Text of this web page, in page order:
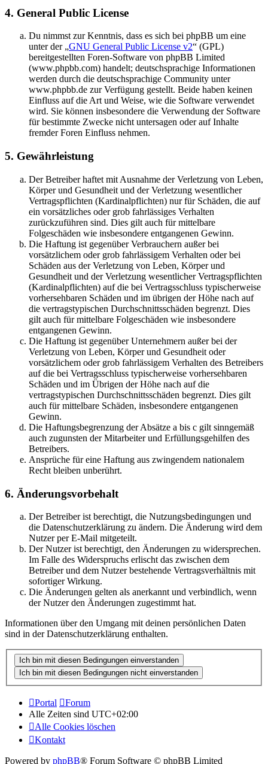
4. General Public License
Du nimmst zur Kenntnis, dass es sich bei phpBB um eine
unter der „GNU General Public License v2“ (GPL)
bereitgestellten Foren-Software von phpBB Limited
(www.phpbb.com) handelt; deutschsprachige Informationen
werden durch die deutschsprachige Community unter
www.phpbb.de zur Verfügung gestellt. Beide haben keinen
Einfluss auf die Art und Weise, wie die Software verwendet
wird. Sie können insbesondere die Verwendung der Software
für bestimmte Zwecke nicht untersagen oder auf Inhalte
fremder Foren Einfluss nehmen.
5. Gewährleistung
Der Betreiber haftet mit Ausnahme der Verletzung von Leben,
Körper und Gesundheit und der Verletzung wesentlicher
Vertragspflichten (Kardinalpflichten) nur für Schäden, die auf
ein vorsätzliches oder grob fahrlässiges Verhalten
zurückzuführen sind. Dies gilt auch für mittelbare
Folgeschäden wie insbesondere entgangenen Gewinn.
Die Haftung ist gegenüber Verbrauchern außer bei
vorsätzlichem oder grob fahrlässigem Verhalten oder bei
Schäden aus der Verletzung von Leben, Körper und
Gesundheit und der Verletzung wesentlicher Vertragspflichten
(Kardinalpflichten) auf die bei Vertragsschluss typischerweise
vorhersehbaren Schäden und im übrigen der Höhe nach auf
die vertragstypischen Durchschnittsschäden begrenzt. Dies
gilt auch für mittelbare Folgeschäden wie insbesondere
entgangenen Gewinn.
Die Haftung ist gegenüber Unternehmern außer bei der
Verletzung von Leben, Körper und Gesundheit oder
vorsätzlichem oder grob fahrlässigem Verhalten des Betreibers
auf die bei Vertragsschluss typischerweise vorhersehbaren
Schäden und im Übrigen der Höhe nach auf die
vertragstypischen Durchschnittsschäden begrenzt. Dies gilt
auch für mittelbare Schäden, insbesondere entgangenen
Gewinn.
Die Haftungsbegrenzung der Absätze a bis c gilt sinngemäß
auch zugunsten der Mitarbeiter und Erfüllungsgehilfen des
Betreibers.
Ansprüche für eine Haftung aus zwingendem nationalem
Recht bleiben unberührt.
6. Änderungsvorbehalt
Der Betreiber ist berechtigt, die Nutzungsbedingungen und
die Datenschutzerklärung zu ändern. Die Änderung wird dem
Nutzer per E-Mail mitgeteilt.
Der Nutzer ist berechtigt, den Änderungen zu widersprechen.
Im Falle des Widerspruchs erlischt das zwischen dem
Betreiber und dem Nutzer bestehende Vertragsverhältnis mit
sofortiger Wirkung.
Die Änderungen gelten als anerkannt und verbindlich, wenn
der Nutzer den Änderungen zugestimmt hat.
Informationen über den Umgang mit deinen persönlichen Daten
sind in der Datenschutzerklärung enthalten.
Portal
Forum
Alle Zeiten sind UTC+02:00
Alle Cookies löschen
Kontakt
Powered by phpBB® Forum Software © phpBB Limited